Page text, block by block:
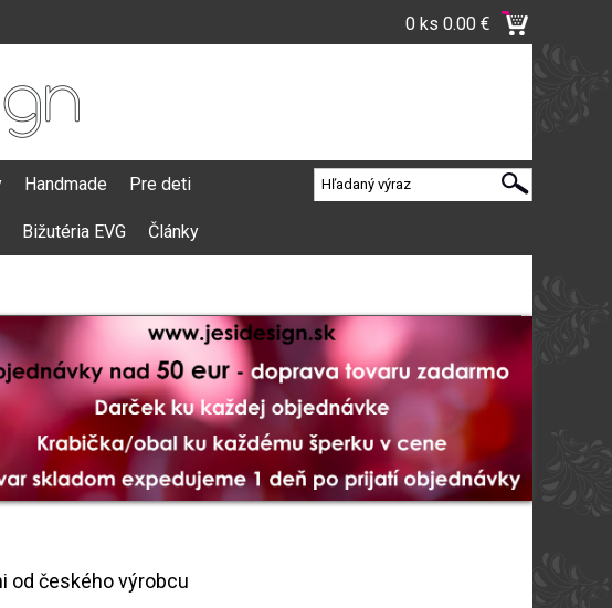
0 ks 0.00 €
Handmade Pre deti
Bižutéria EVG Články
od českého výrobcu